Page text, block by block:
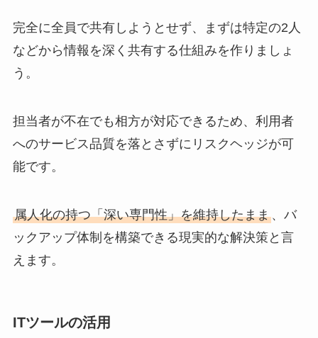
完全に全員で共有しようとせず、まずは特定の2人
などから情報を深く共有する仕組みを作りましょ
う。
担当者が不在でも相方が対応できるため、利用者
へのサービス品質を落とさずにリスクヘッジが可
能です。
属人化の持つ「深い専門性」を維持したまま、バ
ックアップ体制を構築できる現実的な解決策と言
えます。
ITツールの活用